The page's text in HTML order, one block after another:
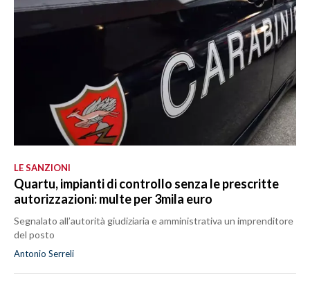
LE SANZIONI
Quartu, impianti di controllo senza le prescritte
autorizzazioni: multe per 3mila euro
Segnalato all’autorità giudiziaria e amministrativa un imprenditore
del posto
Antonio Serreli